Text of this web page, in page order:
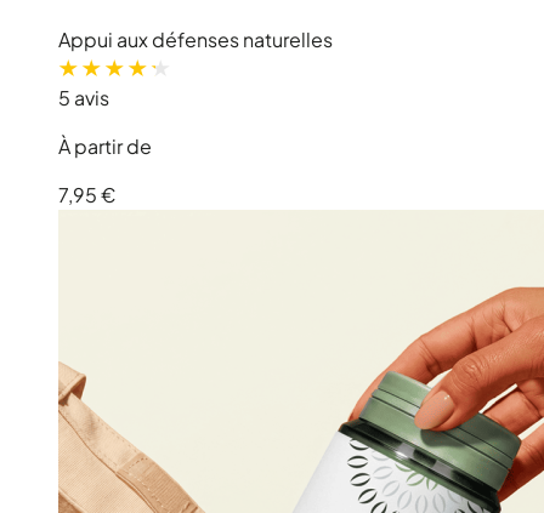
Appui aux défenses naturelles
5 avis
À partir de
7,95 €